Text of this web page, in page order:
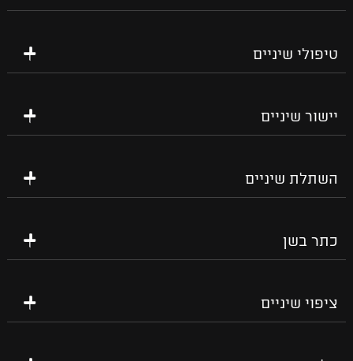
טיפולי שיניים
יישור שיניים
השתלת שיניים
כתר בשן
ציפוי שיניים